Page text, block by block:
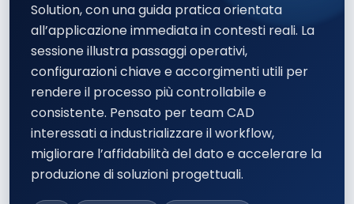
Solution, con una guida pratica orientata
all’applicazione immediata in contesti reali. La
sessione illustra passaggi operativi,
configurazioni chiave e accorgimenti utili per
rendere il processo più controllabile e
consistente. Pensato per team CAD
interessati a industrializzare il workflow,
migliorare l’affidabilità del dato e accelerare la
produzione di soluzioni progettuali.